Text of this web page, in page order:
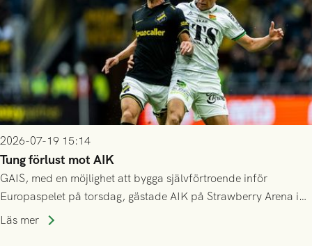
2026-07-19 15:14
Tung förlust mot AIK
GAIS, med en möjlighet att bygga självförtroende inför
Europaspelet på torsdag, gästade AIK på Strawberry Arena i
Stockholm . Men trots konstant hotande i första halvlek av
Läs mer